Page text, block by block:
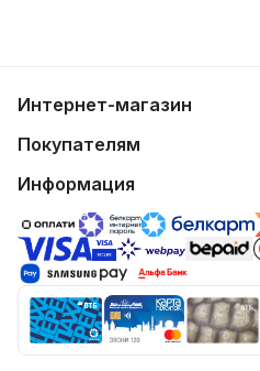
Интернет-магазин
Покупателям
Информация